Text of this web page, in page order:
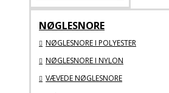
NØGLESNORE
NØGLESNORE I POLYESTER
NØGLESNORE I NYLON
VÆVEDE NØGLESNORE